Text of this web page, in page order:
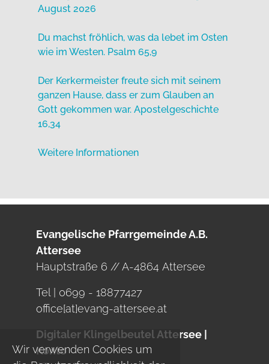
Wir verwenden Cookies um
August 2026
Du machst fröhlich, was da lebet im Osten
wie im Westen. Psalm 65,9
Der Kerkermeister freute sich mit seinem
ganzen Hause, dass er zum Glauben an
Gott gekommen war. Apostelgeschichte
16,34
Weitere Informationen
Evangelische Pfarrgemeinde A.B.
Attersee
Hauptstraße 6 // A-4864 Attersee
Tel | 0699 - 18877427
office[at]evang-attersee.at
Digitaler Klingelbeutel Attersee |
Konto